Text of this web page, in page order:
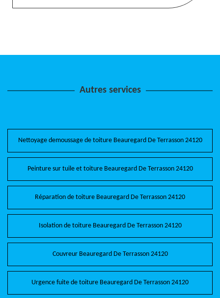
Autres services
Nettoyage demoussage de toiture Beauregard De Terrasson 24120
Peinture sur tuile et toiture Beauregard De Terrasson 24120
Réparation de toiture Beauregard De Terrasson 24120
Isolation de toiture Beauregard De Terrasson 24120
Couvreur Beauregard De Terrasson 24120
Urgence fuite de toiture Beauregard De Terrasson 24120